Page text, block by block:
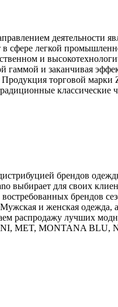
деятельности
легкой
и
гаммой и заканчивая
торговой
брендов
выбирает для своих
брендов
и женская
распродажу лучших
MET, MONTANA BLU,